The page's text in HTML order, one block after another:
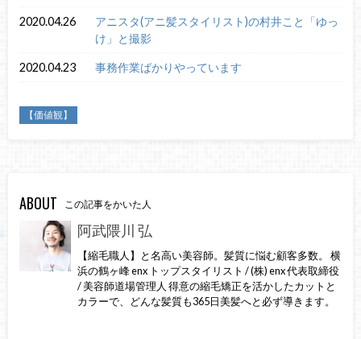
2020.04.26
アニスタ(アニ髪スタイリスト)の村井こと「ゆっ
け」と撮影
2020.04.23 事務作業ばかりやっています
【価値観】
ABOUT この記事をかいた人
阿武隈川 弘
【縮毛職人】と名高い美容師。髪質に悩む顧客多数。 横
浜の鶴ヶ峰 enx トップスタイリスト / (株) enx 代表取締役
/ 美容師道場管理人 得意の縮毛矯正を活かしたカットと
カラーで、どんな髪質も365日美髪へと必ず導きます。